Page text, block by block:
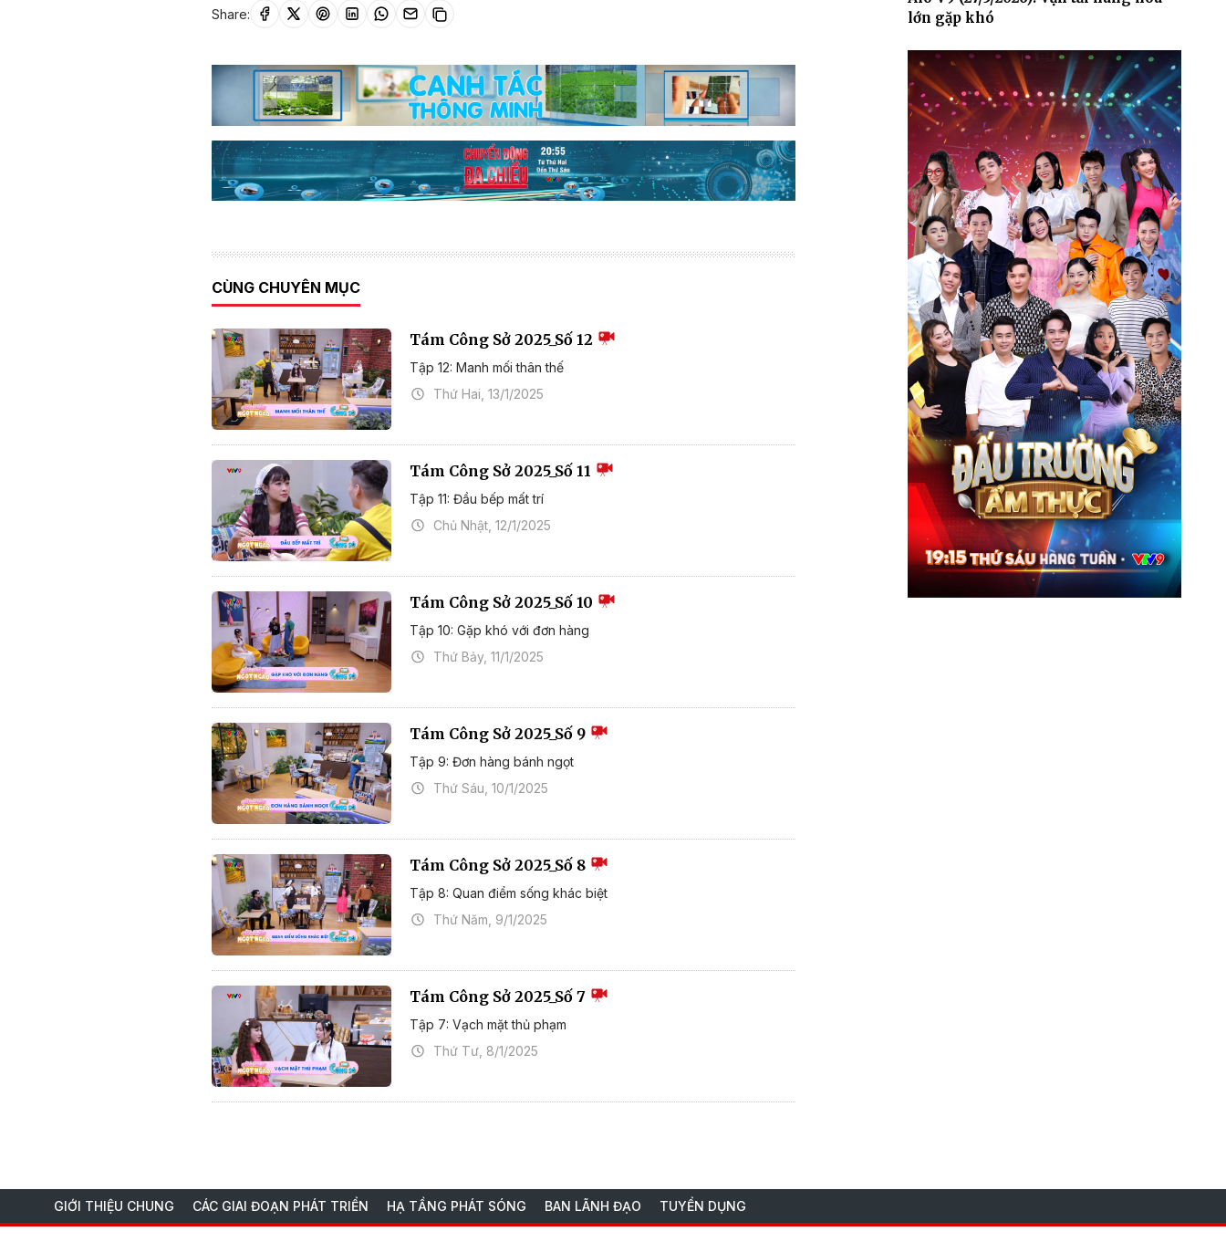
Share:
CÙNG CHUYÊN MỤC
Tám Công Sở 2025_Số 12
Tập 12: Manh mối thân thế
Thứ Hai, 13/1/2025
Tám Công Sở 2025_Số 11
Tập 11: Đầu bếp mất trí
Chủ Nhật, 12/1/2025
Tám Công Sở 2025_Số 10
Tập 10: Gặp khó với đơn hàng
Thứ Bảy, 11/1/2025
Tám Công Sở 2025_Số 9
Tập 9: Đơn hàng bánh ngọt
Thứ Sáu, 10/1/2025
Tám Công Sở 2025_Số 8
Tập 8: Quan điểm sống khác biệt
Thứ Năm, 9/1/2025
Tám Công Sở 2025_Số 7
Tập 7: Vạch mặt thủ phạm
Thứ Tư, 8/1/2025
lớn gặp khó
GIỚI THIỆU CHUNG CÁC GIAI ĐOẠN PHÁT TRIỂN HẠ TẦNG PHÁT SÓNG BAN LÃNH ĐẠO TUYỂN DỤNG